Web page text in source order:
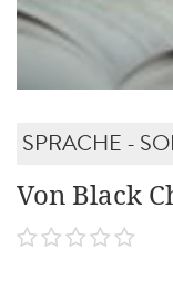
SPRACHE -
Von Black